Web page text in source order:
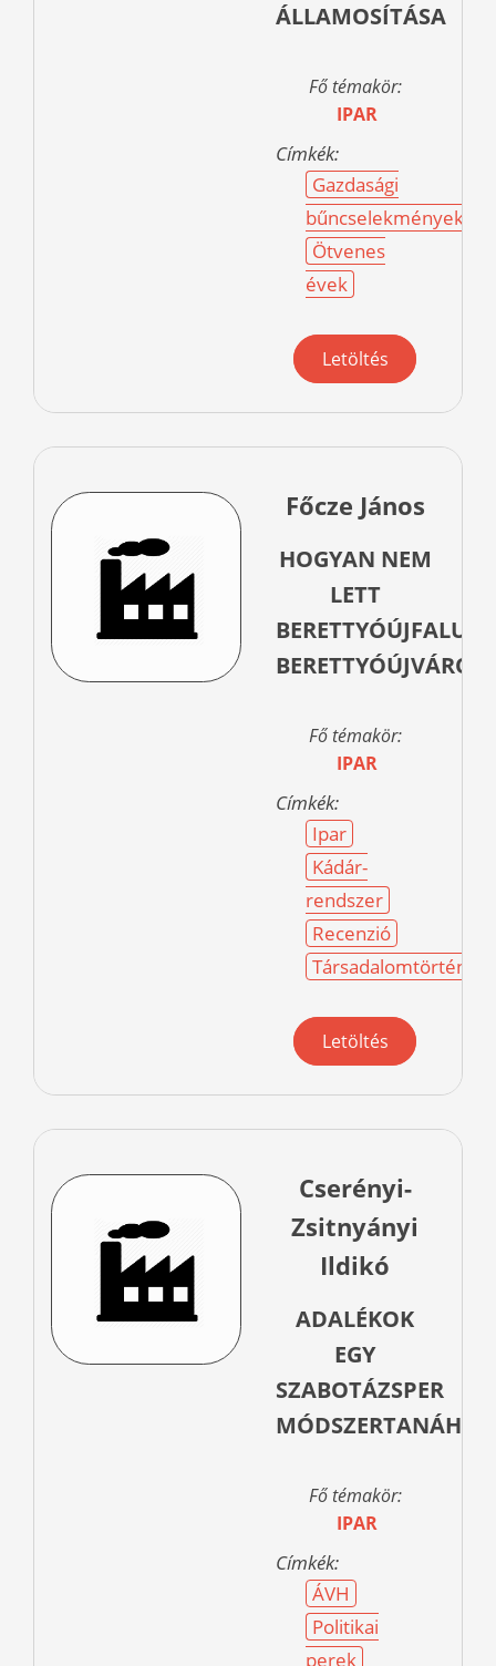
ÁLLAMOSÍTÁSA
Fő témakör:
IPAR
Címkék:
Gazdasági
bűncselekmények
Ötvenes
évek
Letöltés
Főcze János
HOGYAN NEM
LETT
BERETTYÓÚJVÁROS?
Fő témakör:
IPAR
Címkék:
Ipar
Kádár-
rendszer
Recenzió
Társadalomtörténet
Letöltés
Cserényi-
Zsitnyányi
Ildikó
ADALÉKOK
EGY
SZABOTÁZSPER
MÓDSZERTANÁHOZ
Fő témakör:
IPAR
Címkék:
ÁVH
Politikai
perek